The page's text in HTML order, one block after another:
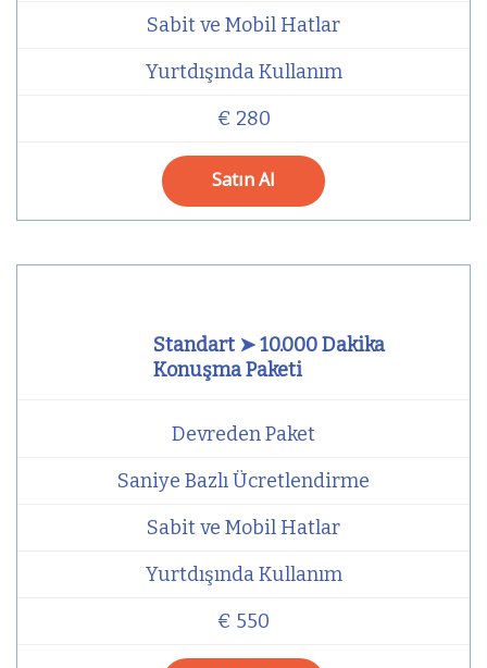
Sabit ve Mobil Hatlar
Yurtdışında Kullanım
€ 280
Satın Al
Standart ➤ 10.000 Dakika
Konuşma Paketi
Devreden Paket
Saniye Bazlı Ücretlendirme
Sabit ve Mobil Hatlar
Yurtdışında Kullanım
€ 550